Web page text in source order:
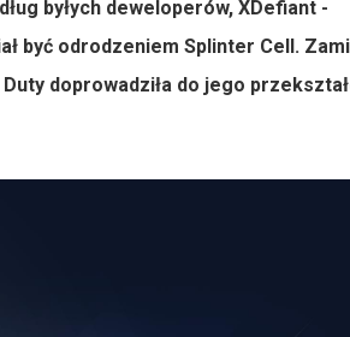
byłych deweloperów, XDefiant -
być odrodzeniem Splinter Cell.
doprowadziła do jego